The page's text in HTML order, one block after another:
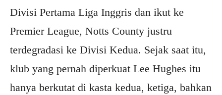
Divisi Pertama Liga Inggris dan ikut ke
Premier League, Notts County justru
terdegradasi ke Divisi Kedua. Sejak saat itu,
klub yang pernah diperkuat Lee Hughes itu
hanya berkutat di kasta kedua, ketiga, bahkan